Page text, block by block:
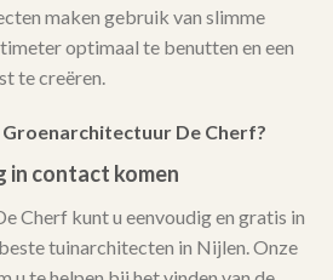
maken gebruik van slimme
optimaal te benutten en een
te creëren.
De Cherf?
in contact komen
Cherf kunt u eenvoudig en gratis in
tuinarchitecten in Nijlen. Onze